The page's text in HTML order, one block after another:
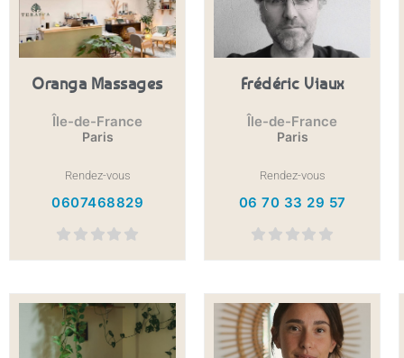
Oranga Massages
Île-de-France
Paris
Rendez-vous
0607468829
Frédéric Viaux
Île-de-France
Paris
Rendez-vous
06 70 33 29 57